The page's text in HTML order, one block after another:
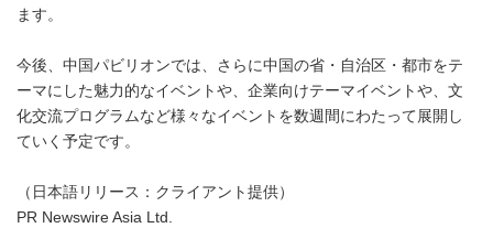
ます。
今後、中国パビリオンでは、さらに中国の省・自治区・都市をテ
ーマにした魅力的なイベントや、企業向けテーマイベントや、文
化交流プログラムなど様々なイベントを数週間にわたって展開し
ていく予定です。
（日本語リリース：クライアント提供）
PR Newswire Asia Ltd.